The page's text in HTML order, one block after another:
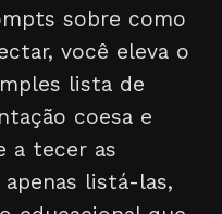
sobre como
você eleva o
lista de
coesa e
a tecer as
listá-las,